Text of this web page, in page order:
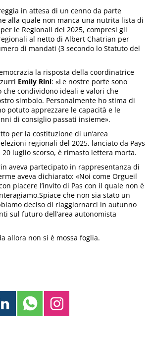
in attesa di un cenno da parte
alla quale non manca una nutrita lista di
le Regionali del 2025, compresi gli
al netto di Albert Chatrian per
di mandati (3 secondo lo Statuto del
la risposta della coordinatrice
Emily Rini: «Le nostre porte sono
condividono ideali e valori che
simbolo. Personalmente ho stima di
potuto apprezzare le capacità e le
di consiglio passati insieme».
per la costituzione di un’area
regionali del 2025, lanciato da Pays
20 luglio scorso, è rimasto lettera morta.
aveva partecipato in rappresentanza di
aveva dichiarato: «Noi come Orgueil
piacere l’invito di Pas con il quale non è
che non sia stato un
deciso di riaggiornarci in autunno
sul futuro dell’area autonomista
allora non si è mossa foglia.